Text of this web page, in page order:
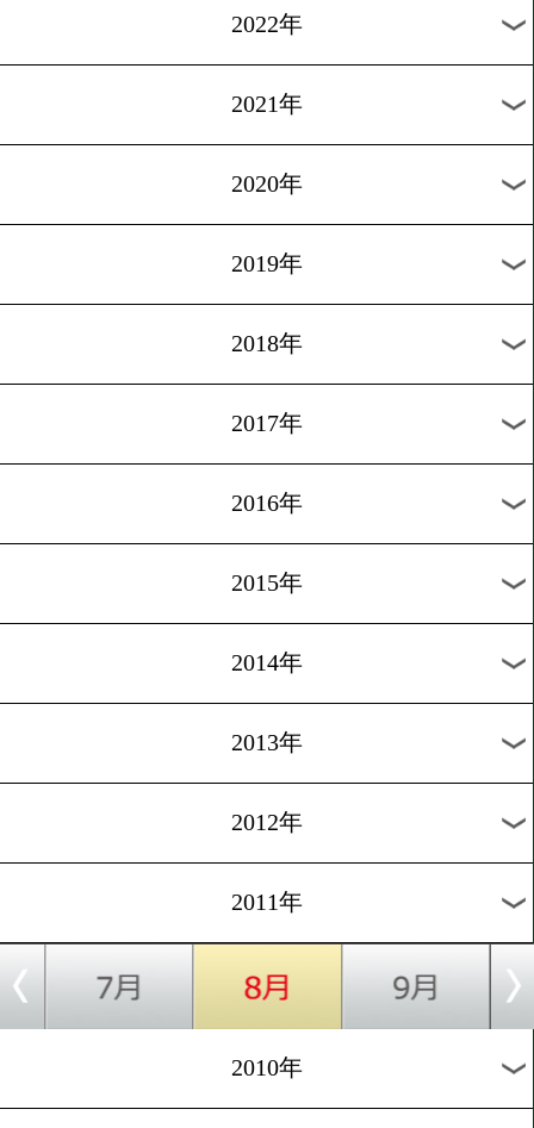
過去のニュース
2026年
2025年
2024年
2023年
2022年
2021年
2020年
2019年
2018年
2017年